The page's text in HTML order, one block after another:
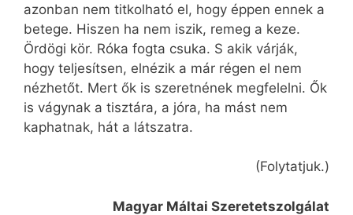
azonban nem titkolható el, hogy éppen ennek a
betege. Hiszen ha nem iszik, remeg a keze.
Ördögi kör. Róka fogta csuka. S akik várják,
hogy teljesítsen, elnézik a már régen el nem
nézhetőt. Mert ők is szeretnének megfelelni. Ők
is vágynak a tisztára, a jóra, ha mást nem
kaphatnak, hát a látszatra.
(Folytatjuk.)
Magyar Máltai Szeretetszolgálat